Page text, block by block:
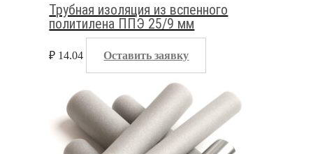
Трубная изоляция из вспенного
политилена ППЭ 25/9 мм
₽ 14.04 Оставить заявку